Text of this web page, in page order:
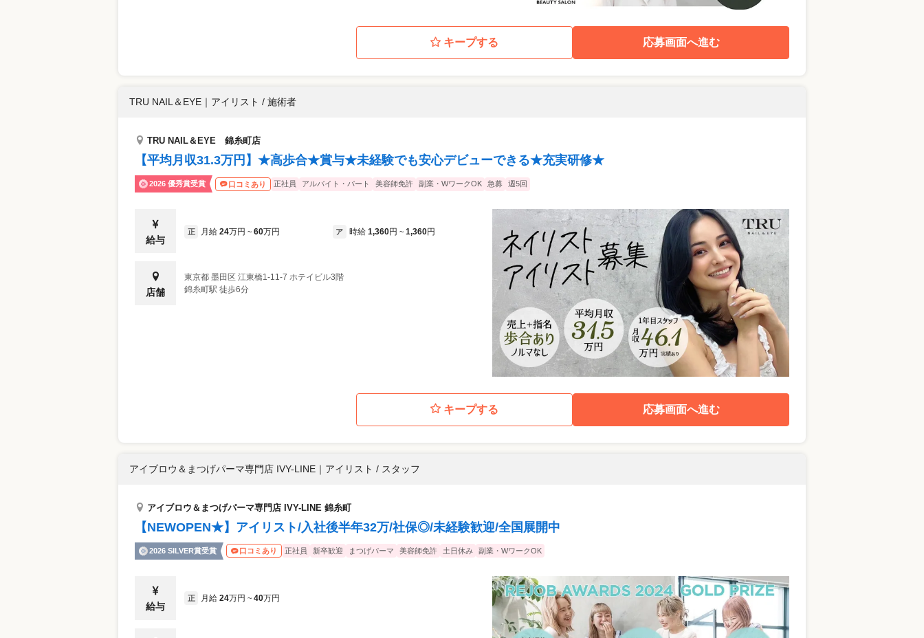
キープする 応募画面へ進む
TRU NAIL＆EYE ｜ アイリスト / 施術者
TRU NAIL＆EYE 錦糸町店
【平均月収31.3万円】★高歩合★賞与★未経験でも安心デビューできる★充実研修★
2026 優秀賞受賞 口コミあり 正社員 アルバイト・パート 美容師免許 副業・WワークOK 急募 週5回
給与
正 月給 24万円 ~ 60万円 ア 時給 1,360円 ~ 1,360円
店舗
東京都 墨田区 江東橋1-11-7 ホテイビル3階
錦糸町駅 徒歩6分
キープする 応募画面へ進む
アイブロウ＆まつげパーマ専門店 IVY-LINE ｜ アイリスト / スタッフ
アイブロウ＆まつげパーマ専門店 IVY-LINE 錦糸町
【NEWOPEN★】アイリスト/入社後半年32万/社保◎/未経験歓迎/全国展開中
2026 SILVER賞受賞 口コミあり 正社員 新卒歓迎 まつげパーマ 美容師免許 土日休み 副業・WワークOK
給与
正 月給 24万円 ~ 40万円